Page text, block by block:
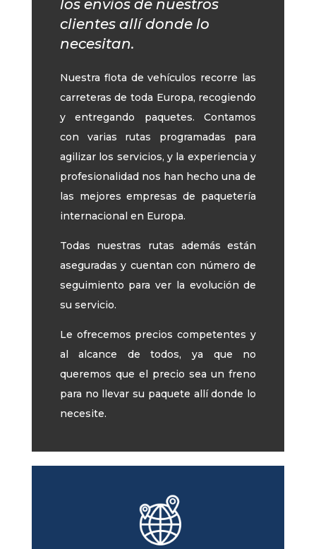
los envíos de nuestros
clientes allí donde lo
necesitan.
Nuestra flota de vehículos recorre las
carreteras de toda Europa, recogiendo
y entregando paquetes. Contamos
con varias rutas programadas para
agilizar los servicios, y la experiencia y
profesionalidad nos han hecho una de
las mejores empresas de paquetería
internacional en Europa.
Todas nuestras rutas además están
aseguradas y cuentan con número de
seguimiento para ver la evolución de
su servicio.
Le ofrecemos precios competentes y
al alcance de todos, ya que no
queremos que el precio sea un freno
para no llevar su paquete allí donde lo
necesite.